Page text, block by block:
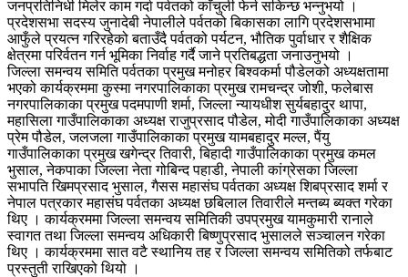
जनप्रतिनिधी मिलेर काम गर्दा पर्वतको काँचुली फेर्न सकिन्छ भन्नुभयो ।
प्रदेशसभा सदस्य जुनादेबी नेपालीले पर्वतको बिकासका लागि प्रदेशसभामा
आफुँले प्रयत्न गरिरहेको बताउँदै पर्वतको पर्यटन, भौतिक पुर्वाधार र शैक्षिक
क्षेत्रमा परिर्वतन गर्न भूमिका निर्वाह गर्दै जाने प्रतिबद्धता जनाउनुभयो ।
जिल्ला समन्वय समिति पर्वतका प्रमुख मनोहर बिश्वकर्मा पौडेलको अध्यक्षतामा
भएको कार्यक्रममा कुस्मा नगरपालिकाका प्रमुख रामचन्द्र जोशी, फलेबास
नगरपालिकाका प्रमुख पदमपाणी शर्मा, जिल्ला न्यायधीश सुर्यबहादुर थापा,
महासिला गाउँपालिकाका अध्यक्ष राजुप्रसाद पौडेल, मोदी गाउँपालिकाका अध्यक्ष
प्रेम पौडेल, जलजला गाउँपालिकाका प्रमुख यामबहादुर मल्ल, पैंयु
गाउँपालिकाका प्रमुख खगेन्द्र तिवारी, बिहादी गाउँपालिकाका प्रमुख कमल
भुसाल, नेकपाका जिल्ला नेता गोबिन्द पहाडी, नेपाली कांग्रेसका जिल्ला
सभापति खिमप्रसाद भुसाल, गैसस महासंघ पर्वतका अध्यक्ष शिबप्रसाद शर्मा र
नेपाल पत्रकार महासंघ पर्वतका अध्यक्ष छबिलाल तिवारीले मन्तब्य ब्यक्त गरेका
थिए । कार्यक्रममा जिल्ला समन्वय समितिकी उपप्रमुख यामकुमारी रानाले
स्वागत तथा जिल्ला समन्वय अधिकारी बिष्णुप्रसाद भुसालले सञ्चालन गरेका
थिए । कार्यक्रममा सात वटै स्थानिय तह र जिल्ला समन्वय समितिको तर्फबाट
प्रस्तुती राखिएको थियो ।